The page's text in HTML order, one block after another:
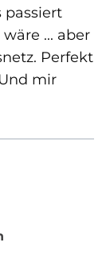
passiert
... aber
Perfekt
mir